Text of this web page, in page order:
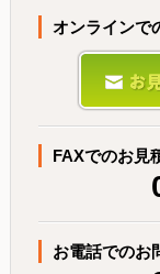
オンラインで
FAXでのお見
お電話でのお